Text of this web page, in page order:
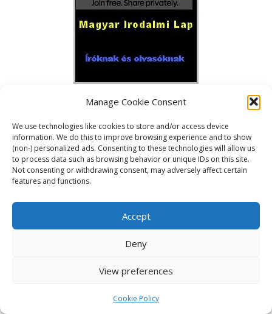
Manage Cookie Consent
We use technologies like cookies to store and/or access device
information. We do this to improve browsing experience and to show
(non-) personalized ads. Consenting to these technologies will allow us
to process data such as browsing behavior or unique IDs on this site.
Not consenting or withdrawing consent, may adversely affect certain
features and functions.
Accept
Deny
View preferences
Cookie Policy